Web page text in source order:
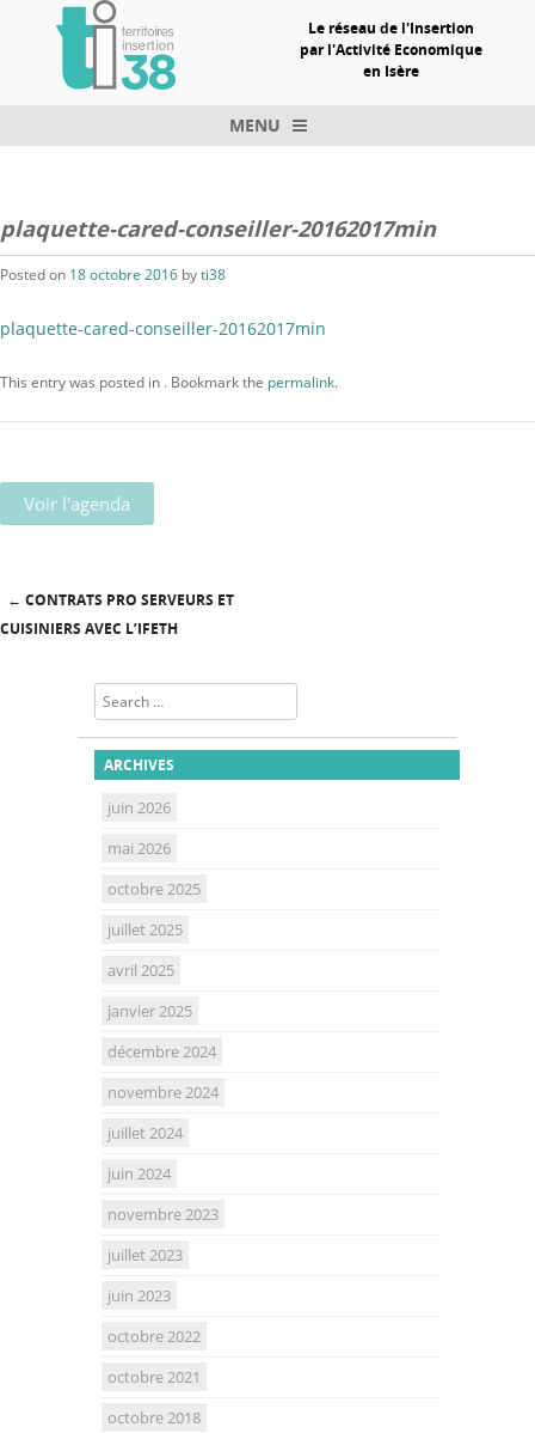
Le réseau de l'Insertion
par l'Activité Economique
en Isère
MENU
plaquette-cared-conseiller-20162017min
Posted on 18 octobre 2016 byti38
plaquette-cared-conseiller-20162017min
This entry was posted in . Bookmark the permalink.
Voir l'agenda
Post navigation
← CONTRATS PRO SERVEURS ET
CUISINIERS AVEC L’IFETH
Search
ARCHIVES
juin 2026
mai 2026
octobre 2025
juillet 2025
avril 2025
janvier 2025
décembre 2024
novembre 2024
juillet 2024
juin 2024
novembre 2023
juillet 2023
juin 2023
octobre 2022
octobre 2021
octobre 2018